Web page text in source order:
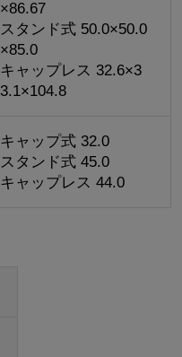
×86.67
スタンド式 50.0×50.0
×85.0
キャップレス 32.6×3
3.1×104.8
キャップ式 32.0
スタンド式 45.0
キャップレス 44.0